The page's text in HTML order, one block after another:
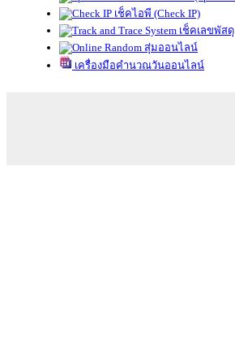
เช็คไอพี (Check IP)
เช็คเลขพัสดุ
สุ่มออนไลน์
เครื่องมือคำนวณวันออนไลน์